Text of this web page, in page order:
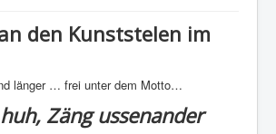
den Kunststelen im
länger … frei unter dem Motto…
Zäng ussenander